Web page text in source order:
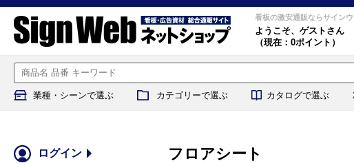
看板の激安通販ならサイン
ようこそ、 ゲストさん
（現在：0ポイント）
業種・シーンで選ぶ カテゴリーで選ぶ カタログで選ぶ
フロアシート
ログイン